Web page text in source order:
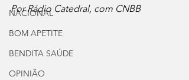
NACIONAL
BOM APETITE
BENDITA SAÚDE
OPINIÃO
Por Rádio Catedral, com CNBB